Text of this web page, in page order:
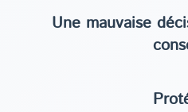
Une mauvaise